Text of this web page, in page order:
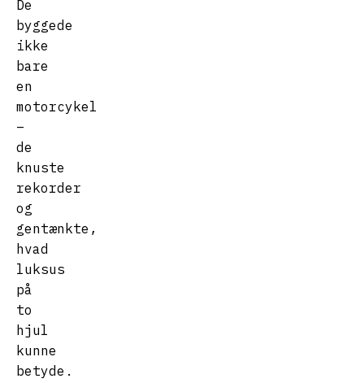
De
byggede
ikke
bare
en
motorcykel
–
de
knuste
rekorder
og
gentænkte,
hvad
luksus
på
to
hjul
kunne
betyde.